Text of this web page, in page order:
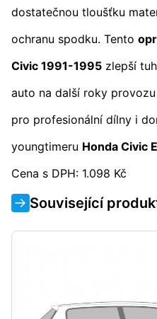
dostatečnou tloušťku
ochranu spodku. Tento
Civic 1991-1995 zlepší
auto na další roky
pro profesionální dílny i
youngtimeru Honda Civic
Cena s DPH: 1.098 Kč
Související